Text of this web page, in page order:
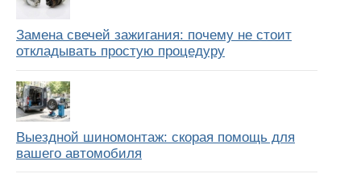
Замена свечей зажигания: почему не стоит
откладывать простую процедуру
Выездной шиномонтаж: скорая помощь для
вашего автомобиля